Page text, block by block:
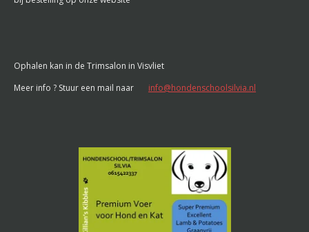
Ophalen kan in de Trimsalon in Visvliet
Meer info ? Stuur een mail naar info@hondenschoolsilvia.nl